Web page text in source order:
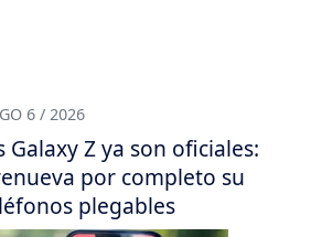
6 / 2026
Galaxy Z ya son oficiales:
por completo su
plegables